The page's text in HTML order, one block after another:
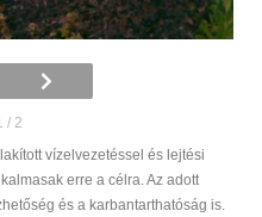
/ 2
vízelvezetéssel és lejtési
erre a célra. Az adott
és a karbantarthatóság is.